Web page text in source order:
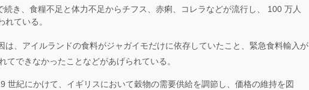
続き、食糧不足と体力不足からチフス、赤痢、コレラなどが流行し、 100 万人
ている。
は、アイルランドの食料がジャガイモだけに依存していたこと、緊急食料輸入が
てできなかったことなどがあげられている。
世紀にかけて、イギリスにおいて穀物の需要供給を調節し、価格の維持を図